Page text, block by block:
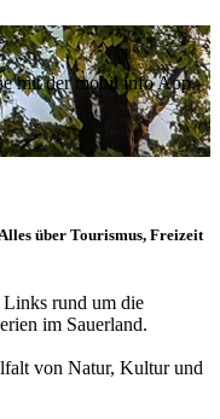
mit der mobil info App -
über Tourismus, Freizeit
rund um die
im Sauerland.
von Natur, Kultur und